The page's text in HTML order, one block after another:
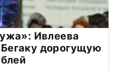
Ивлеева
дорогущую